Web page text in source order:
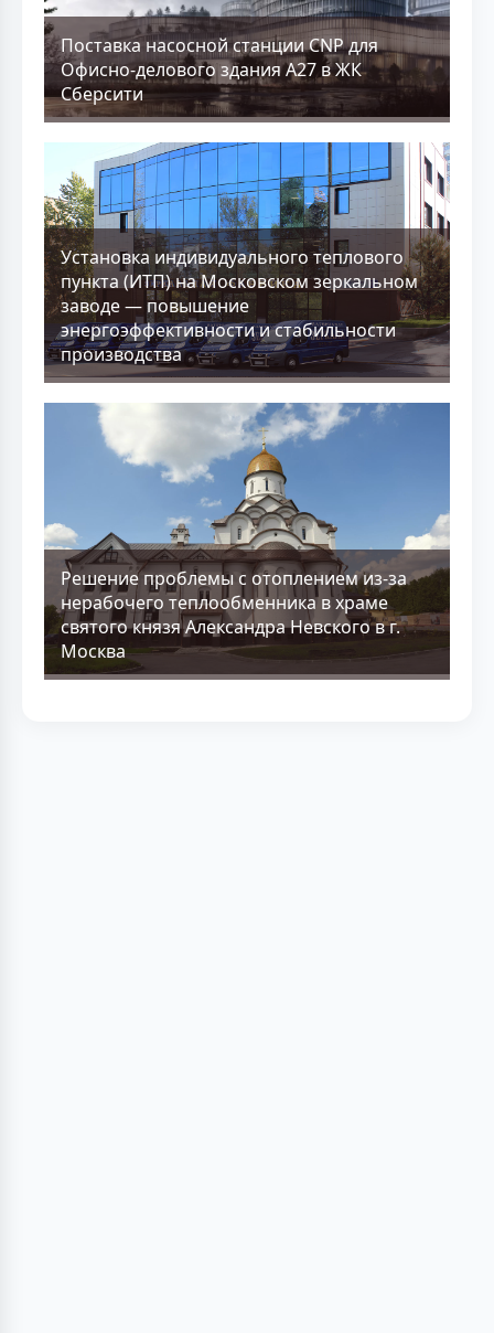
Поставка насосной станции CNP для
Офисно-делового здания А27 в ЖК
Сберсити
Установка индивидуального теплового
пункта (ИТП) на Московском зеркальном
заводе — повышение
энергоэффективности и стабильности
производства
Решение проблемы с отоплением из-за
нерабочего теплообменника в храме
святого князя Александра Невского в г.
Москва